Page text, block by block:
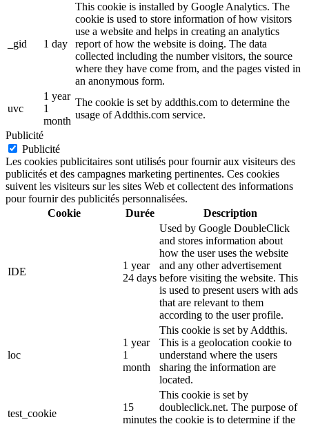
_gid 1 day
This cookie is installed by Google Analytics. The
cookie is used to store information of how visitors
use a website and helps in creating an analytics
report of how the website is doing. The data
collected including the number visitors, the source
where they have come from, and the pages visted in
an anonymous form.
uvc
1 year
1
month
The cookie is set by addthis.com to determine the
usage of Addthis.com service.
Publicité
Publicité
Les cookies publicitaires sont utilisés pour fournir aux visiteurs des
publicités et des campagnes marketing pertinentes. Ces cookies
suivent les visiteurs sur les sites Web et collectent des informations
pour fournir des publicités personnalisées.
Cookie
Durée Description
IDE
1 year
24 days
Used by Google DoubleClick
and stores information about
how the user uses the website
and any other advertisement
before visiting the website. This
is used to present users with ads
that are relevant to them
according to the user profile.
loc
1 year
1
month
This cookie is set by Addthis.
This is a geolocation cookie to
understand where the users
sharing the information are
located.
test_cookie
15
minutes
This cookie is set by
doubleclick.net. The purpose of
the cookie is to determine if the